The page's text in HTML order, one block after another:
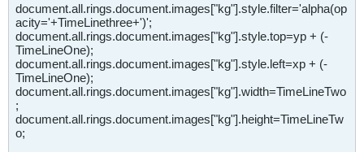
document.all.rings.document.images["kg"].style.filter='alpha(op
acity='+TimeLinethree+')';
document.all.rings.document.images["kg"].style.top=yp + (-
TimeLineOne);
document.all.rings.document.images["kg"].style.left=xp + (-
TimeLineOne);
document.all.rings.document.images["kg"].width=TimeLineTwo
;
document.all.rings.document.images["kg"].height=TimeLineTw
o;